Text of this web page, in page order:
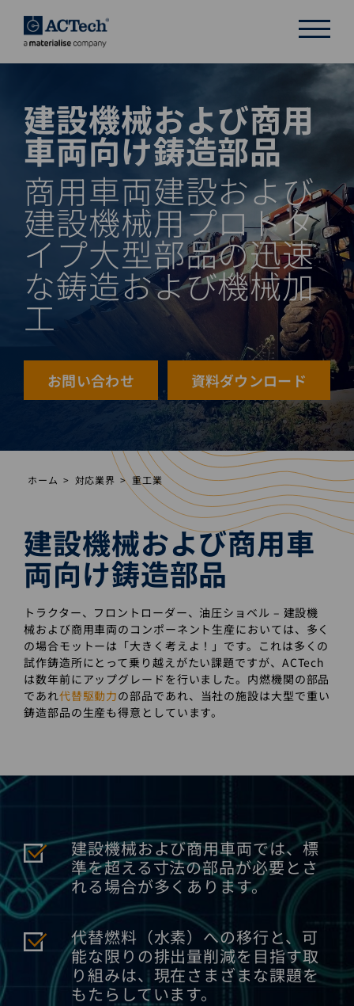
DEUTSCH
ENGLISH
汉语
日本語
建設機械および商用
車両向け鋳造部品
商用車両建設および
建設機械用プロトタ
イプ大型部品の迅速
な鋳造および機械加
工
お問い合わせ 資料ダウンロード
ホーム 対応業界 重工業
建設機械および商用車
両向け鋳造部品
トラクター、フロントローダー、油圧ショベル ‒ 建設機
械および商用車両のコンポーネント生産においては、多く
の場合モットーは「大きく考えよ！」です。これは多くの
試作鋳造所にとって乗り越えがたい課題ですが、ACTech
は数年前にアップグレードを行いました。内燃機関の部品
であれ代替駆動力の部品であれ、当社の施設は大型で重い
鋳造部品の生産も得意としています。
建設機械および商用車両では、標
準を超える寸法の部品が必要とさ
れる場合が多くあります。
代替燃料（水素）への移行と、可
能な限りの排出量削減を目指す取
り組みは、現在さまざまな課題を
もたらしています。